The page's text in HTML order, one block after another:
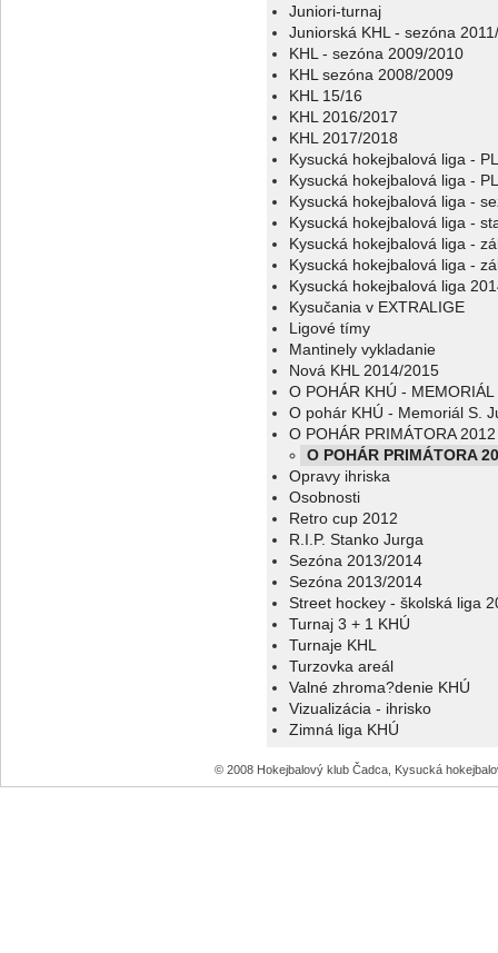
Juniori-turnaj
Juniorská KHL - sezóna
KHL - sezóna 2009/2010
KHL sezóna 2008/2009
KHL 15/16
KHL 2016/2017
KHL 2017/2018
Kysucká hokejbalová liga -
Kysucká hokejbalová liga -
Kysucká hokejbalová liga -
Kysucká hokejbalová liga -
Kysucká hokejbalová liga -
Kysucká hokejbalová liga -
Kysucká hokejbalová liga
Kysučania v EXTRALIGE
Ligové tímy
Mantinely vykladanie
Nová KHL 2014/2015
O POHÁR KHÚ - MEMORIÁL
O pohár KHÚ - Memoriál S.
O POHÁR PRIMÁTORA 2012
O POHÁR PRIMÁTORA
Opravy ihriska
Osobnosti
Retro cup 2012
R.I.P. Stanko Jurga
Sezóna 2013/2014
Sezóna 2013/2014
Street hockey - školská liga
Turnaj 3 + 1 KHÚ
Turnaje KHL
Turzovka areál
Valné zhroma?denie KHÚ
Vizualizácia - ihrisko
Zimná liga KHÚ
© 2008 Hokejbalový klub Čadca, Kysucká